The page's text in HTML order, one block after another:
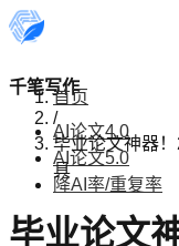
千笔写作
AI论文4.0
AI论文5.0
降AI率/重复率
首页
/
毕业论文神器
具
毕业论文